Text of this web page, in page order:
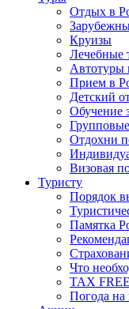
Отдых в
Круизы
Лечебные
Автотуры
Прием в
Детский
Обучение
Отдохни
Визовая
Туристу
Порядок
Памятка
Что
TAX FREE
Погода на